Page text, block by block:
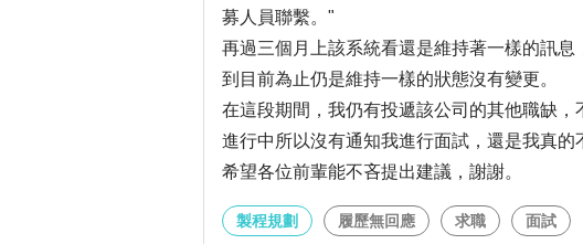
募人員聯繫。"
再過三個月上該系統看還是維持著一樣的訊
到目前為止仍是維持一樣的狀態沒有變更。
在這段期間，我仍有投遞該公司的其他職缺
進行中所以沒有通知我進行面試，還是我真的
希望各位前輩能不吝提出建議，謝謝。
製程規劃 履歷無回應 求職 面試